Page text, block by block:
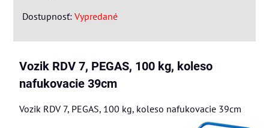
Dostupnosť: Vypredané
Vozik RDV 7, PEGAS, 100 kg, koleso
nafukovacie 39cm
Vozik RDV 7, PEGAS, 100 kg, koleso nafukovacie 39cm